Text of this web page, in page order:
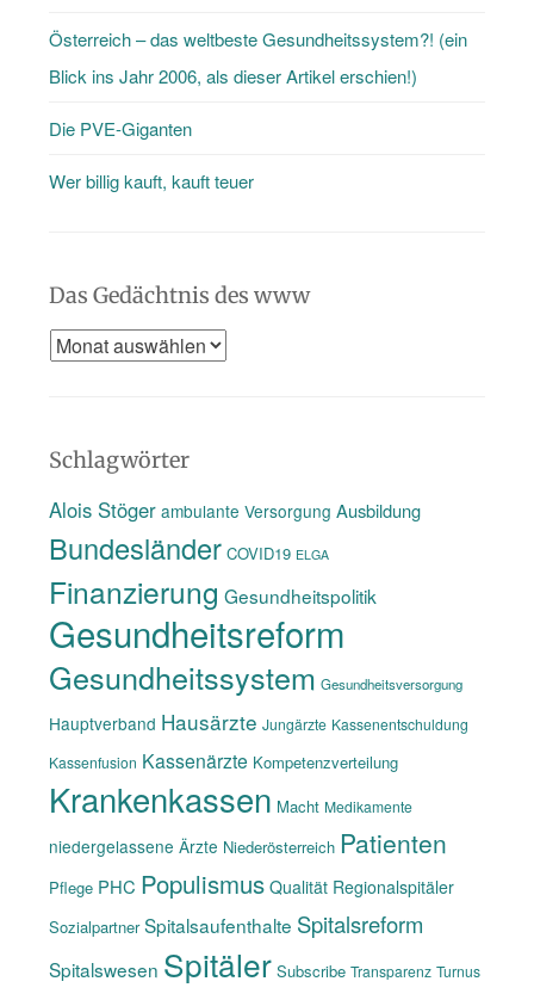
Österreich – das weltbeste Gesundheitssystem?! (ein
Blick ins Jahr 2006, als dieser Artikel erschien!)
Die PVE-Giganten
Wer billig kauft, kauft teuer
Das Gedächtnis des www
Das
www
Schlagwörter
Alois Stöger ambulante Versorgung Ausbildung
Bundesländer COVID19 ELGA
Finanzierung Gesundheitspolitik
Gesundheitsreform
Gesundheitssystem Gesundheitsversorgung
Hauptverband Hausärzte Jungärzte Kassenentschuldung
Kassenfusion Kassenärzte Kompetenzverteilung
Krankenkassen Macht Medikamente
niedergelassene Ärzte Niederösterreich Patienten
Pflege PHC Populismus Qualität Regionalspitäler
Sozialpartner Spitalsaufenthalte Spitalsreform
Spitalswesen Spitäler Subscribe Transparenz Turnus